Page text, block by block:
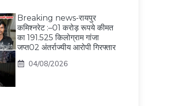
Breaking news-रायपुर
कमिश्नरेट :–01 करोड़ रूपये कीमत
का 191.525 किलोग्राम गांजा
जप्त02 अंतर्राज्यीय आरोपी गिरफ्तार
04/08/2026